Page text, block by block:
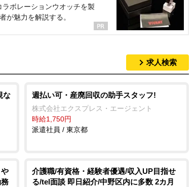
ボレーションウオッチを製
が魅力を解説する。
求人検索
な
週払い可・産廃回収の助手スタッフ!
株式会社エクスプレス・エージェント
時給1,750円
派遣社員 / 東京都
介護職/有資格・経験者優遇/収入UP目指せ
る/tel面談 即日紹介/中野区内に多数 2カ月